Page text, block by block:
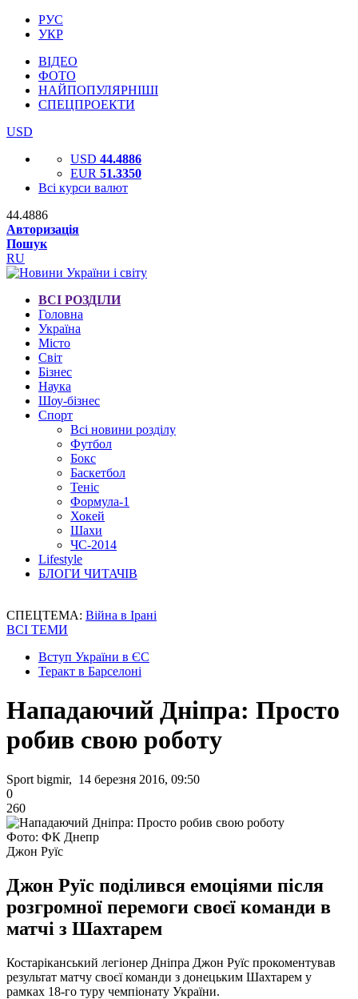
РУС
УКР
ВІДЕО
ФОТО
НАЙПОПУЛЯРНІШІ
СПЕЦПРОЕКТИ
USD
USD 44.4886
EUR 51.3350
Всі курси валют
44.4886
Авторизація
Пошук
RU
ВСІ РОЗДІЛИ
Головна
Україна
Місто
Світ
Бізнес
Наука
Шоу-бізнес
Спорт
Всі новини розділу
Футбол
Бокс
Баскетбол
Теніс
Формула-1
Хокей
Шахи
ЧС-2014
Lifestyle
БЛОГИ ЧИТАЧІВ
СПЕЦТЕМА: Війна в Ірані
ВСІ ТЕМИ
Вступ України в ЄС
Теракт в Барселоні
Нападаючий Дніпра: Просто
робив свою роботу
Sport bigmir, 14 березня 2016, 09:50
0
260
Фото: ФК Днепр
Джон Руїс
Джон Руїс поділився емоціями після
розгромної перемоги своєї команди в
матчі з Шахтарем
Костаріканський легіонер Дніпра Джон Руїс прокоментував
результат матчу своєї команди з донецьким Шахтарем у
рамках 18-го туру чемпіонату України.